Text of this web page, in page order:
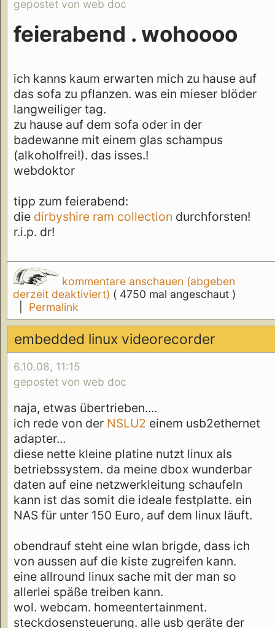
gepostet von web doc
feierabend . wohoooo
ich kanns kaum erwarten mich zu hause auf
das sofa zu pflanzen. was ein mieser blöder
langweiliger tag.
zu hause auf dem sofa oder in der
badewanne mit einem glas schampus
(alkoholfrei!). das isses.!
webdoktor
tipp zum feierabend:
die dirbyshire ram collection durchforsten!
r.i.p. dr!
kommentare anschauen (abgeben
derzeit deaktiviert) ( 4750 mal angeschaut )
Permalink
embedded linux videorecorder
6.10.08, 11:15
gepostet von web doc
naja, etwas übertrieben....
ich rede von der NSLU2 einem usb2ethernet
adapter...
diese nette kleine platine nutzt linux als
betriebssystem. da meine dbox wunderbar
daten auf eine netzwerkleitung schaufeln
kann ist das somit die ideale festplatte. ein
NAS für unter 150 Euro, auf dem linux läuft.
obendrauf steht eine wlan brigde, dass ich
von aussen auf die kiste zugreifen kann.
eine allround linux sache mit der man so
allerlei späße treiben kann.
wol. webcam. homeentertainment.
steckdosensteuerung. alle usb geräte der